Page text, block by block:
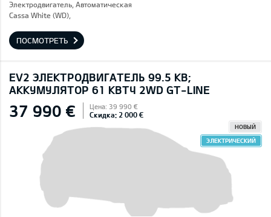
Электродвигатель, Автоматическая
Cassa White (WD),
ПОСМОТРЕТЬ
EV2 ЭЛЕКТРОДВИГАТЕЛЬ 99.5 КВ;
AККУМУЛЯТОР 61 КВТЧ 2WD GT-LINE
37 990 € Цена: 39 990 €
Скидка: 2 000 €
НОВЫЙ
ЭЛЕКТРИЧЕСКИЙ